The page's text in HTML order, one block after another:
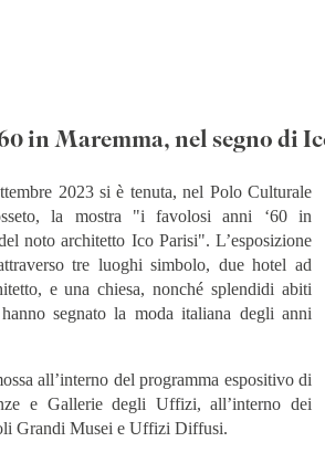
in Maremma, nel segno di
2023 si è tenuta, nel Polo Culturale
la mostra "i favolosi anni ‘60 in
noto architetto Ico Parisi". L’esposizione
tre luoghi simbolo, due hotel ad
e una chiesa, nonché splendidi abiti
segnato la moda italiana degli anni
all’interno del programma espositivo di
e Gallerie degli Uffizi, all’interno dei
Grandi Musei e Uffizi Diffusi.
l’Informativa Privacy di Bernini
marketing e con le modalità meglio
Privacy